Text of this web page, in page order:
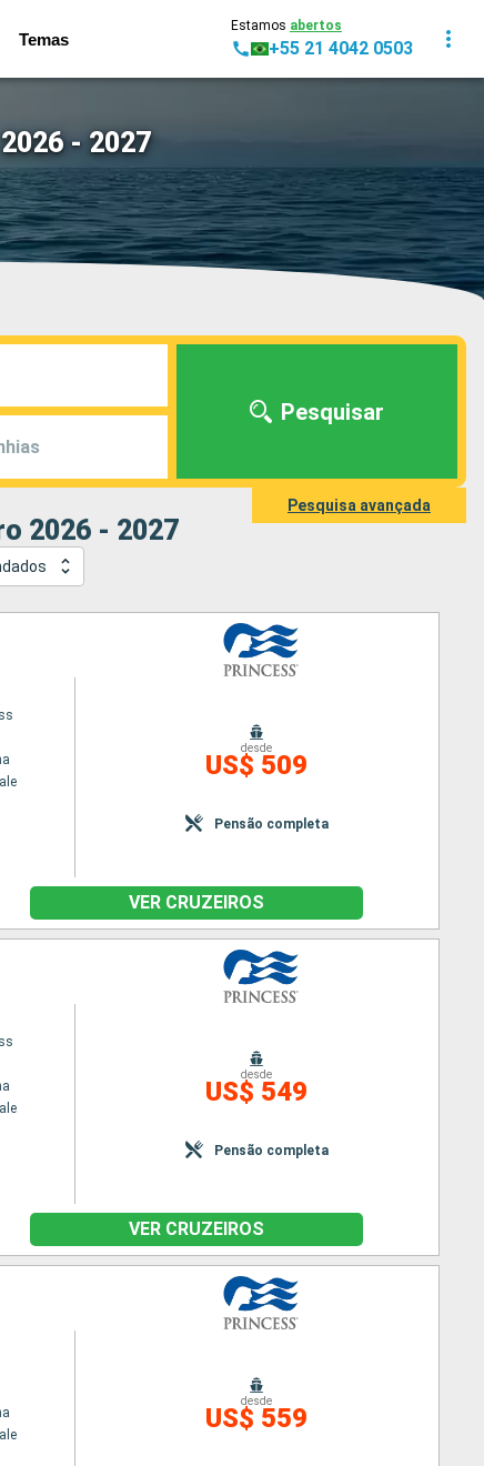
Temas
Estamos abertos
+55 21 4042 0503
- 2027
Pesquisar
Pesquisa avançada
2026 - 2027
desde
US$ 509
Pensão completa
VER CRUZEIROS
desde
US$ 549
Pensão completa
VER CRUZEIROS
desde
US$ 559